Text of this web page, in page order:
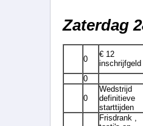
Zaterdag
0
€ 12
inschrijfgeld
0
0
Wedstrijd
definitieve
starttijden
Frisdrank ,